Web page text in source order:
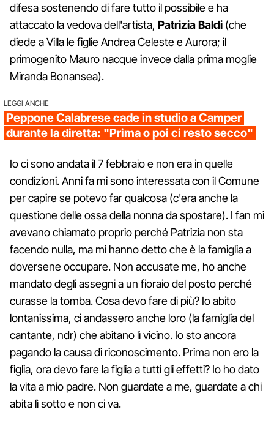
difesa sostenendo di fare tutto il possibile e ha
attaccato la vedova dell'artista, Patrizia Baldi (che
diede a Villa le figlie Andrea Celeste e Aurora; il
primogenito Mauro nacque invece dalla prima moglie
Miranda Bonansea).
LEGGI ANCHE
Peppone Calabrese cade in studio a Camper
durante la diretta: "Prima o poi ci resto secco"
Io ci sono andata il 7 febbraio e non era in quelle
condizioni. Anni fa mi sono interessata con il Comune
per capire se potevo far qualcosa (c'era anche la
questione delle ossa della nonna da spostare). I fan mi
avevano chiamato proprio perché Patrizia non sta
facendo nulla, ma mi hanno detto che è la famiglia a
doversene occupare. Non accusate me, ho anche
mandato degli assegni a un fioraio del posto perché
curasse la tomba. Cosa devo fare di più? Io abito
lontanissima, ci andassero anche loro (la famiglia del
cantante, ndr) che abitano lì vicino. Io sto ancora
pagando la causa di riconoscimento. Prima non ero la
figlia, ora devo fare la figlia a tutti gli effetti? Io ho dato
la vita a mio padre. Non guardate a me, guardate a chi
abita lì sotto e non ci va.